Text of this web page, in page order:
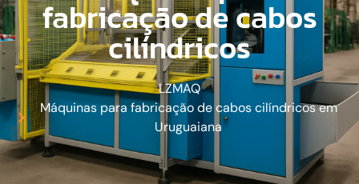
fabricação de cabos
cilíndricos
LZMAQ
Máquinas para fabricação de cabos cilíndricos em
Uruguaiana